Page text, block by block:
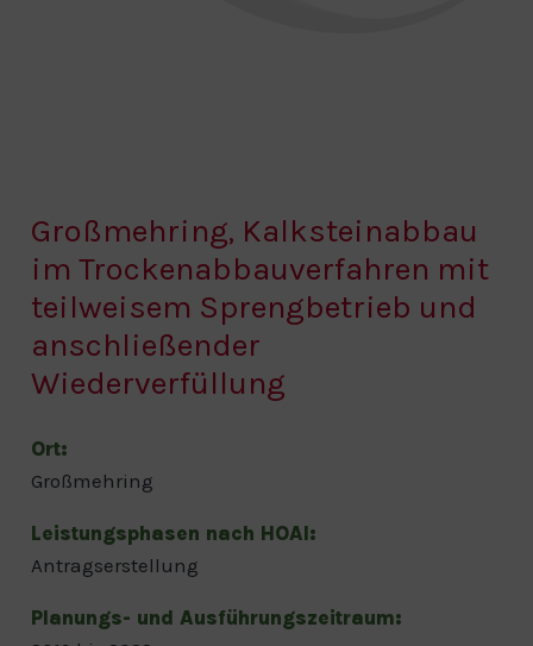
Großmehring, Kalksteinabbau
im Trockenabbauverfahren mit
teilweisem Sprengbetrieb und
anschließender
Wiederverfüllung
Ort:
Großmehring
Leistungsphasen nach HOAI:
Antragserstellung
Planungs- und Ausführungszeitraum: